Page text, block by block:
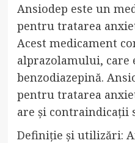
Ansiodep este un
pentru tratarea
Acest medicament
alprazolamului, care
benzodiazepină.
pentru tratarea
are și contraindicații
Definiție și utilizări: